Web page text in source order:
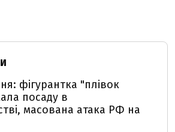
фігурантка "плівок
посаду в
масована атака РФ на